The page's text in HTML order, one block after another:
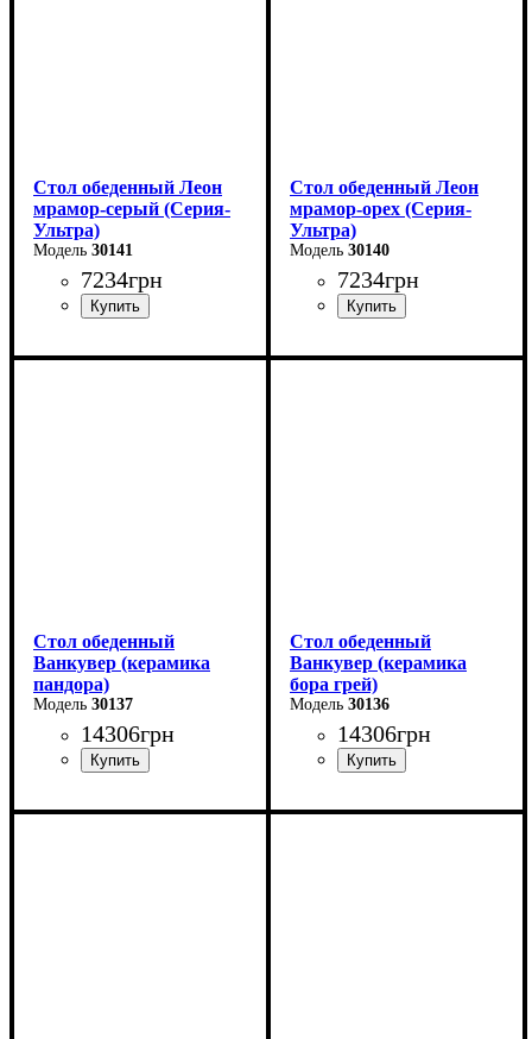
Стол обеденный Леон
мрамор-серый (Серия-
Ультра)
30141
7234грн
Длина - 120 (+40) см
Стол обеденный Леон
мрамор-орех (Серия-
Ультра)
30140
7234грн
Длина - 120 (+40) см
Стол обеденный
Ванкувер (керамика
пандора)
30137
14306грн
Длина - 120 (+60) см
Стол обеденный
Ванкувер (керамика
бора грей)
30136
14306грн
Длина - 120 (+60) см